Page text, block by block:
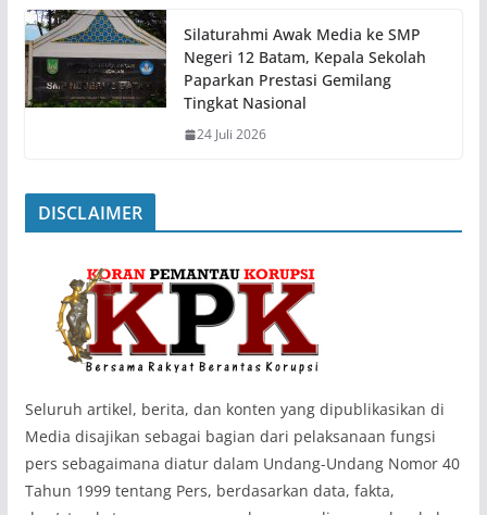
Silaturahmi Awak Media ke SMP
Negeri 12 Batam, Kepala Sekolah
Paparkan Prestasi Gemilang
Tingkat Nasional
24 Juli 2026
DISCLAIMER
‎Seluruh artikel, berita, dan konten yang dipublikasikan di
Media disajikan sebagai bagian dari pelaksanaan fungsi
pers sebagaimana diatur dalam Undang-Undang Nomor 40
Tahun 1999 tentang Pers, berdasarkan data, fakta,